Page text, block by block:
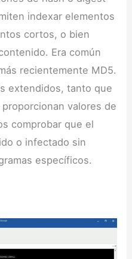
indexar elementos
cortos, o bien
Era común
recientemente MD5.
extendidos, tanto que
valores de
comprobar que el
o infectado sin
específicos.